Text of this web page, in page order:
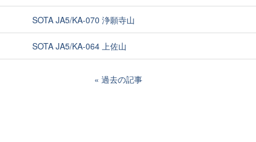
SOTA JA5/KA-070 浄願寺山
SOTA JA5/KA-064 上佐山
過去の記事